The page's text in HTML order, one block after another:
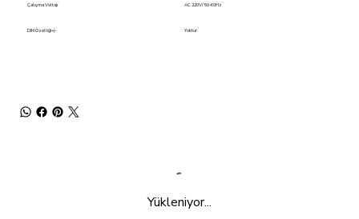
Çalışma Voltajı AC 220V/ 50-60Hz
DIM Özelliği+(- Yoktur
Yükleniyor...